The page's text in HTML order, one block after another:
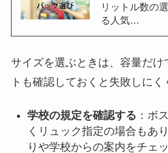
リットル数の
る人気…
サイズを選ぶときは、容量だけ
トも確認しておくと失敗しにく
学校の規定を確認する ：ボ
くリュック指定の場合もあ
りや学校からの案内をチェ